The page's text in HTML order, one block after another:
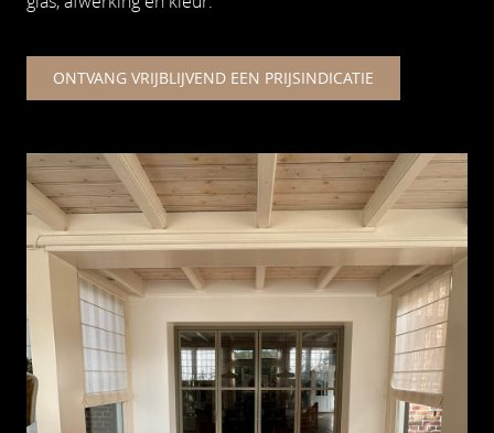
ONTVANG VRIJBLIJVEND EEN PRIJSINDICATIE